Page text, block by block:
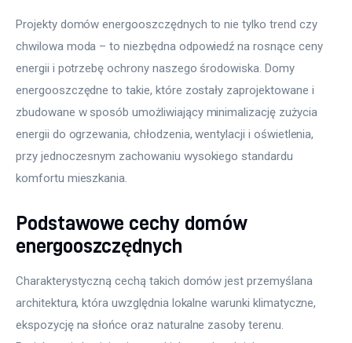
Projekty domów energooszczędnych to nie tylko trend czy
chwilowa moda – to niezbędna odpowiedź na rosnące ceny
energii i potrzebę ochrony naszego środowiska. Domy
energooszczędne to takie, które zostały zaprojektowane i
zbudowane w sposób umożliwiający minimalizację zużycia
energii do ogrzewania, chłodzenia, wentylacji i oświetlenia,
przy jednoczesnym zachowaniu wysokiego standardu
komfortu mieszkania.
Podstawowe cechy domów
energooszczędnych
Charakterystyczną cechą takich domów jest przemyślana
architektura, która uwzględnia lokalne warunki klimatyczne,
ekspozycję na słońce oraz naturalne zasoby terenu.